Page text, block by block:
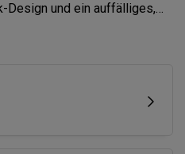
Design und ein auffälliges,
für Spieler, die